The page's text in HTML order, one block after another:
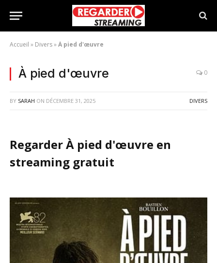
Accueil » Divers»À pied d'œuvre
À pied d'œuvre 0
BY SARAH ON DÉCEMBRE 31, 2025 DIVERS
Regarder À pied d'œuvre en
streaming gratuit